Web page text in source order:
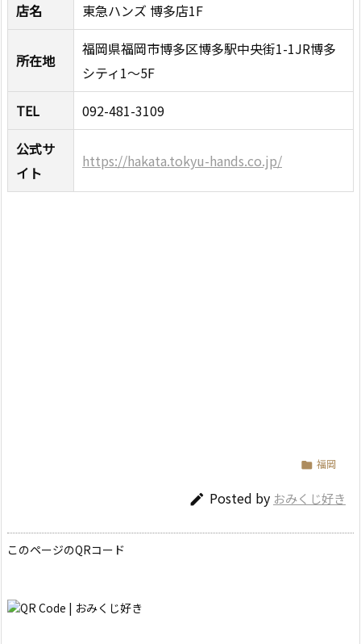
店名
東急ハンズ 博多店1F
所在地
福岡県福岡市博多区博多駅中央街1-1JR博多
シティ1～5F
TEL
092-481-3109
公式サ
イト
https://hakata.tokyu-hands.co.jp/
 福岡
 Posted by おみくじ好き
このページのQRコード